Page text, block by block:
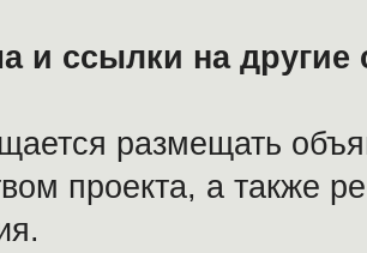
и ссылки на другие
размещать
проекта, а также